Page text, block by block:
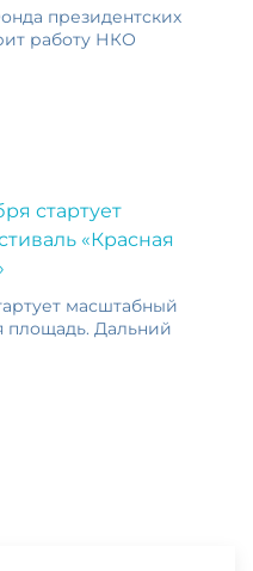
президентских
работу НКО
масштабный
площадь. Дальний